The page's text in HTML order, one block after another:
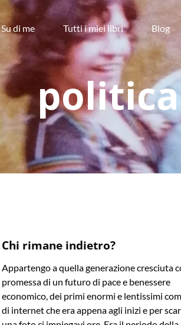
Su di me Tutti i miei libri Blog
politica
Chi rimane indietro?
Appartengo a quella generazione cresciuta
promessa di un futuro di pace e benessere
economico, dei primi enormi e lentissimi
di internet che era appena agli inizi e per